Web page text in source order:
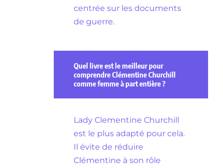
centrée sur les documents
de guerre.
Quel livre est le meilleur pour
comprendre Clémentine Churchill
comme femme à part entière ?
Lady Clementine Churchill
est le plus adapté pour cela.
Il évite de réduire
Clémentine à son rôle